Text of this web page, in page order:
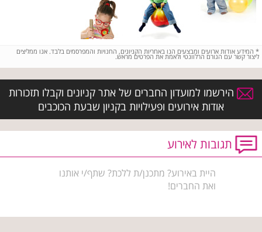
* המידע אודות ארועים ומבצעים הנו באחריות הקניונים, החנויות והמפרסמים בלבד. אנו ממליצים
ליצור קשר עם הגורם הרלוונטי ולאמת את הפרטים מראש.
הירשמו למועדון החברים של אתר קניונים וקבלו תזכורות
אודות אירועים ופעילויות בקניון שבעת הכוכבים
תגובות לאירוע
היית באירוע? מתכנן/ת ללכת? שתף/י אותנו
ואת החברים!